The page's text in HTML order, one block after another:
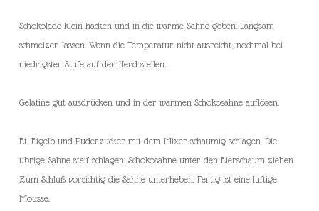
Schokolade klein hacken und in die warme Sahne geben. Langsam
schmelzen lassen. Wenn die Temperatur nicht ausreicht, nochmal bei
niedrigster Stufe auf den Herd stellen.
Gelatine gut ausdrücken und in der warmen Schokosahne auflösen.
Ei, Eigelb und Puderzucker mit dem Mixer schaumig schlagen. Die
übrige Sahne steif schlagen. Schokosahne unter den Eierschaum ziehen.
Zum Schluß vorsichtig die Sahne unterheben. Fertig ist eine luftige
Mousse.